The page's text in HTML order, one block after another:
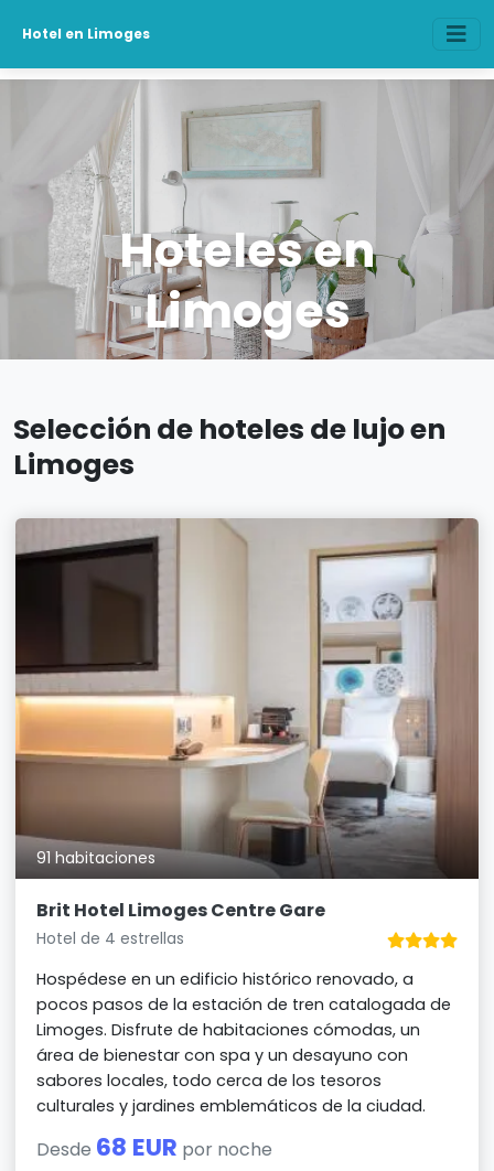
Hotel en Limoges
Hoteles en
Limoges
Selección de hoteles de lujo en
Limoges
91 habitaciones
Brit Hotel Limoges Centre Gare
Hotel de 4 estrellas
Hospédese en un edificio histórico renovado, a
pocos pasos de la estación de tren catalogada de
Limoges. Disfrute de habitaciones cómodas, un
área de bienestar con spa y un desayuno con
sabores locales, todo cerca de los tesoros
culturales y jardines emblemáticos de la ciudad.
Desde 68 EUR por noche